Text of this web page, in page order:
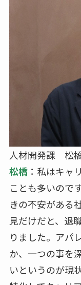
人材開発課 松
松橋：私はキャ
ことも多いので
きの不安がある
見だけだと、退
りました。アパ
か、一つの事を
いというのが現